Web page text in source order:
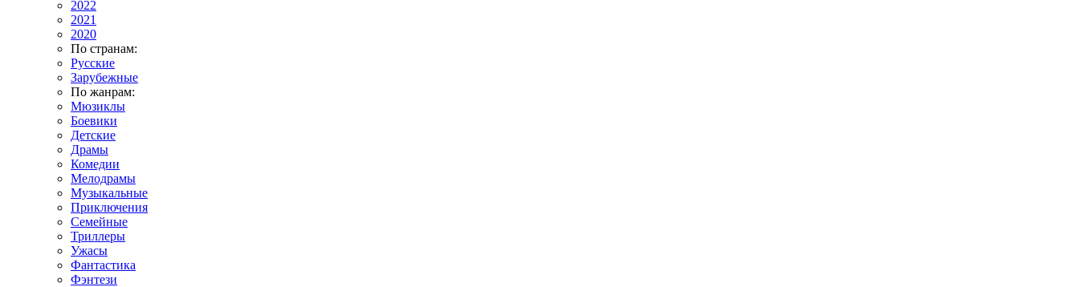
2022
2021
2020
По странам:
Русские
Зарубежные
По жанрам:
Мюзиклы
Боевики
Детские
Драмы
Комедии
Мелодрамы
Музыкальные
Приключения
Семейные
Триллеры
Ужасы
Фантастика
Фэнтези